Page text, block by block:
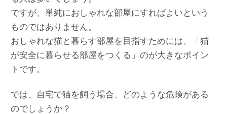
ですが、単純におしゃれな部屋にすればよいという
ものではありません。
おしゃれな猫と暮らす部屋を目指すためには、「猫
が安全に暮らせる部屋をつくる」のが大きなポイン
トです。
では、自宅で猫を飼う場合、どのような危険がある
のでしょうか？